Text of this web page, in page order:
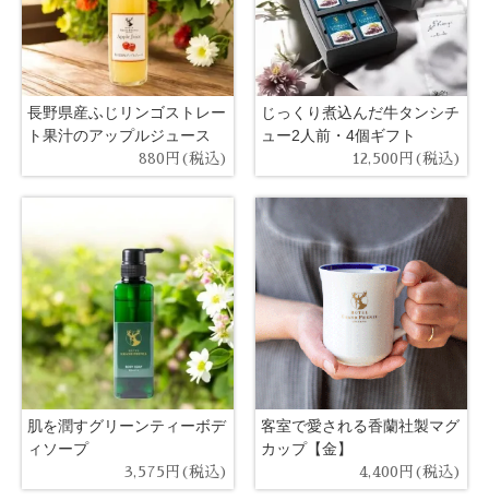
長野県産ふじリンゴストレー
ト果汁のアップルジュース
880円(税込)
じっくり煮込んだ牛タンシチ
ュー2人前・4個ギフト
12,500円(税込)
肌を潤すグリーンティーボデ
ィソープ
3,575円(税込)
客室で愛される香蘭社製マグ
カップ【金】
4,400円(税込)